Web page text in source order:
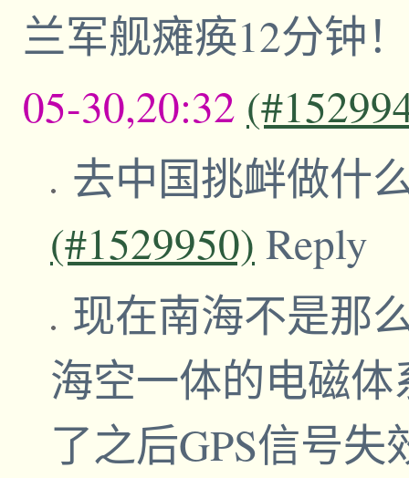
兰军舰瘫痪12分钟
05-30,20:32
去中国挑衅做什
(#1529950) Reply
现在南海不是那
海空一体的电磁
了之后GPS信号